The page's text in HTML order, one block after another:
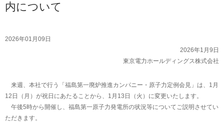
内について
2026年01月09日
2026年1月9日
東京電力ホールディングス株式会社
来週、本社で行う「福島第一廃炉推進カンパニー・原子力定例会見」は、1月
12日（月）が祝日にあたることから、1月13日（火）に変更いたします。
午後5時から開催し、福島第一原子力発電所の状況等についてご説明させてい
ただきます。